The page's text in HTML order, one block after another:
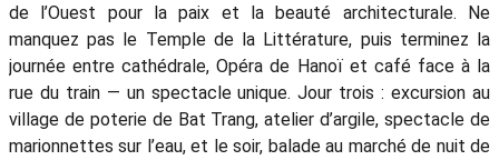
de l’Ouest pour la paix et la beauté architecturale. Ne
manquez pas le Temple de la Littérature, puis terminez la
journée entre cathédrale, Opéra de Hanoï et café face à la
rue du train — un spectacle unique. Jour trois : excursion au
village de poterie de Bat Trang, atelier d’argile, spectacle de
marionnettes sur l’eau, et le soir, balade au marché de nuit de